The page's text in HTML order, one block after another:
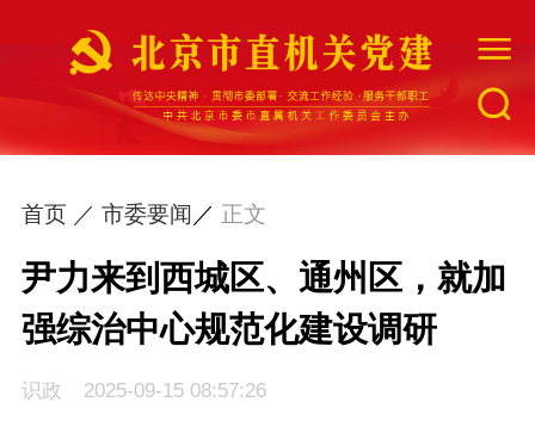
工委简介
最新资讯
首页 ／ 市委要闻 ／ 正文
尹力来到西城区、通州区，就加
强综治中心规范化建设调研
识政 2025-09-15 08:57:26